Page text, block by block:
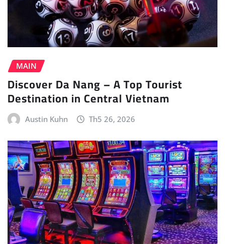
MAIN
Discover Da Nang – A Top Tourist
Destination in Central Vietnam
Austin Kuhn Th5 26, 2026